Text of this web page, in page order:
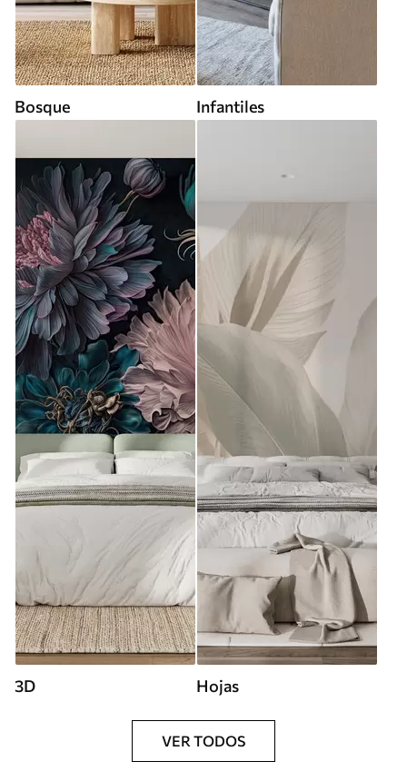
Bosque Infantiles
3D Hojas
VER TODOS